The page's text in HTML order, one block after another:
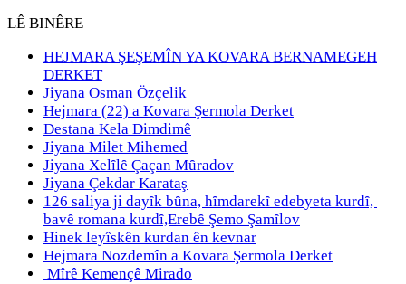
LÊ BINÊRE
HEJMARA ŞEŞEMÎN YA KOVARA BERNAMEGEH
DERKET
Jiyana Osman Özçelik
Hejmara (22) a Kovara Şermola Derket
Destana Kela Dimdimê
Jiyana Milet Mihemed
Jiyana Xelȋlȇ Çaçan Mȗradov
Jiyana Çekdar Karataş
126 saliya ji dayȋk bȗna, hȋmdarekȋ edebyeta kurdȋ,
bavȇ romana kurdȋ,Erebȇ Şemo Şamȋlov
Hinek leyîskên kurdan ên kevnar
Hejmara Nozdemîn a Kovara Şermola Derket
Mîrê Kemençê Mirado